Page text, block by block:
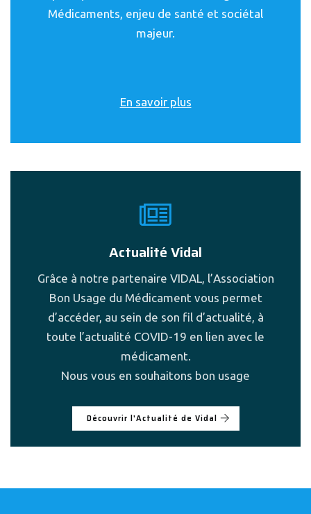
Médicaments, enjeu de santé et sociétal
majeur.
En savoir plus
Actualité Vidal
Grâce à notre partenaire VIDAL, l’Association
Bon Usage du Médicament vous permet
d’accéder, au sein de son fil d’actualité, à
toute l’actualité COVID-19 en lien avec le
médicament.
Nous vous en souhaitons bon usage
Découvrir l'Actualité de Vidal